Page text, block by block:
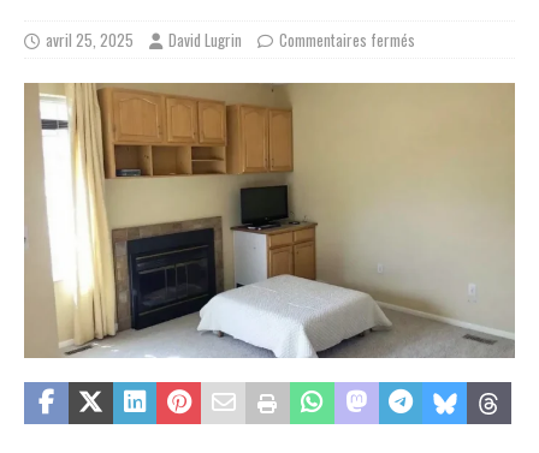
avril 25, 2025 David Lugrin Commentaires fermés